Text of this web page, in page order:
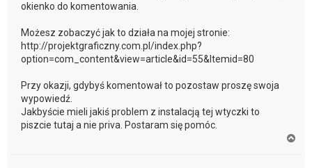
okienko do komentowania.
Możesz zobaczyć jak to działa na mojej stronie:
http://projektgraficzny.com.pl/index.php?
option=com_content&view=article&id=55&Itemid=80
Przy okazji, gdybyś komentował to pozostaw proszę swoja
wypowiedź.
Jakbyście mieli jakiś problem z instalacją tej wtyczki to
piszcie tutaj a nie priva. Postaram się pomóc.